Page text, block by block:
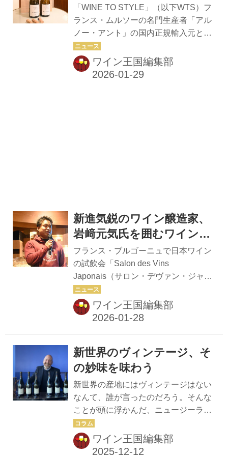
ワインジャーナリストの水上 彩さんが
「日本ワインの現状とワインツーリズ
ムの可能性」と題したセミナーを行っ
た。4県の地形や観光についての解説
を行い、ツーリズムの可能性について
語った。 その後、各県のパネリストに
ルイ・アント氏が来日し、
特別セミナーを開催
「WINE TO STYLE」（以下WTS）フ
ランス・ムルソーの名門生産者「アル
ノー・アント」の国内正規輸入元とし
て取り扱いを始めると発表した。これ
に伴い、アルノー・アント氏の息子で
あり、ルグラン・パリの仕入れ担当と
た。来場者はブルゴーニュやロワ...
ワイン王国編集部
新進気鋭のワイン醸造家、
岩﨑元気氏を囲むワイン会
を開催！ in 築地ボン・マル
シェ
フランス・ブルゴーニュで日本ワイン
の試飲会「Salon des Vins
Japonais（サロン・デヴァン・ジャポ
ネ）」を主宰し、日本ワインの魅力を
世界に向けて発信する、新進気鋭の醸
造家・岩﨑元気氏。岩﨑氏が日本で手
堪能するワインディナーが1月18日に
で開催された。司会・進行はワインジ
村田惠子さんが務めた。 岩﨑氏ブルゴ
ーニュ大学でブドウ栽培・ワイン醸造
を修め、「アンヌ・グロワ」や「コン
ト・アルマン」「コント・ラフォン」
「ブリューレ・ロック」など銘醸ワイ
ナリーで研鑽を積み、ワイン造り...
ワイン王国編集部
新世界のヴィンテージ、そ
の妙味を味わう
新世界の産地にはヴィンテージはない
なんて、誰が言ったのだろう。そんな
ことが頭に浮かんだ、ニュージーラン
ド「クラギー・レンジ」のトップキュ
ヴェの垂直テイスティング。ビジネス
マネジャーのマーク・カンリフ氏がガ
ワイン王国編集部